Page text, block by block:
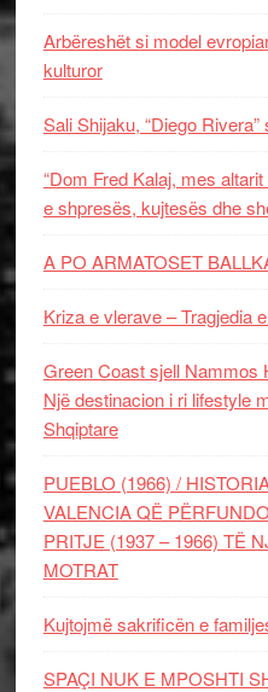
Arbëreshët si model
kulturor
Sali Shijaku, “Diego
“Dom Fred Kalaj, mes
e shpresës, kujtesës dhe
A PO ARMATOSET
Kriza e vlerave – Tragjedia
Green Coast sjell Nammos
Një destinacion i ri lifestyle
Shqiptare
PUEBLO (1966) /
VALENCIA QË
PRITJE (1937 – 1966) TË
MOTRAT
Kujtojmë sakrificën e
SPAÇI NUK E MPOSHTI